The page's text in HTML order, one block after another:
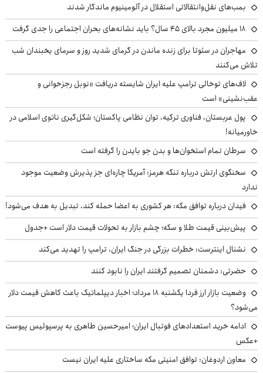
بمب‌های نقل‌وانتقالاتی استقلال در آلومینیوم ماندگار شدند
۱۸ میلیون مجرد بالای ۴۵ سال؟ باید نشانه‌های بحران اجتماعی را جدی گرفت
مهاجران در سئوتا برای زنده ماندن در گرمای شدید روز و سرمای یخبندان شب
تلاش می‌کنند
لاف‌های توخالی ترامپ علیه ایران شایسته دریافت «نوبل رجزخوانی و
عقب‌نشینی» است
پول عربستان، فناوری ترکیه، توان نظامی پاکستان؛ شکل‌گیری ناتوی اسلامی در
خاورمیانه!
سرطان تمام استخوان‌ها و بدن جو بایدن را گرفته است
سخنگوی ارتش درباره تنگه هرمز: آمریکا چاره‌ای جز پذیرش وضعیت موجود
ندارد
فیدان درباره توافق مکه: هر کشوری به اعضا حمله کند، تبدیل به هدف می‌شود!
پیش‌بینی قیمت طلا و سکه؛ چشم بازار به تحولات قیمت دلار است +جدول
نشنال اینترست: خطرات بزرگی در جنگ ایران، ترامپ را تهدید می‌کند
حضرتی: دشمنان تصمیم گرفتند ایران را نابود کنند
وضعیت بازار ارز فردا یکشنبه ۱۸ مرداد؛ اخبار دیپلماتیک باعث کاهش قیمت دلار
می‌شود؟
ادامه خرید استعدادهای فوتبال ایران؛ امیرحسین طاهری به پرسپولیس پیوست
+عکس
معاون اردوغان: توافق امنیتی مکه ساختاری علیه ایران نیست